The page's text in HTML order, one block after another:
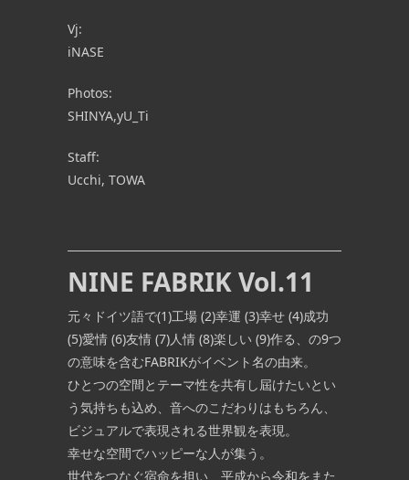
Vj:
iNASE
Photos:
SHINYA,yU_Ti
Staff:
Ucchi, TOWA
NINE FABRIK Vol.11
元々ドイツ語で(1)工場 (2)幸運 (3)幸せ (4)成功
(5)愛情 (6)友情 (7)人情 (8)楽しい (9)作る、の9つ
の意味を含むFABRIKがイベント名の由来。
ひとつの空間とテーマ性を共有し屆けたいとい
う気持ちも込め、音へのこだわりはもちろん、
ビジュアルで表現される世界観を表現。
幸せな空間でハッピーな人が集う。
世代をつなぐ宿命を担い、平成から令和をまた